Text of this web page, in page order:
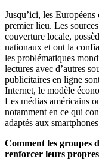
Jusqu’ici, les
premier lieu. Les
couverture locale,
nationaux et ont la
les problématiques
lectures avec d’autres
publicitaires en ligne
Internet, le modèle
Les médias américains
notamment en ce qui
adaptés aux
Comment les groupes
renforcer leurs